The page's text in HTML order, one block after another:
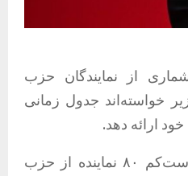
از نمایندگان حزب
خواسته‌اند جدول زمانی
ارائه دهد.
بر اساس این گزارش، دست‌کم ۸۰ نماینده از حزب